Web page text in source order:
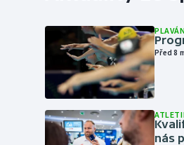
Před 8
nás